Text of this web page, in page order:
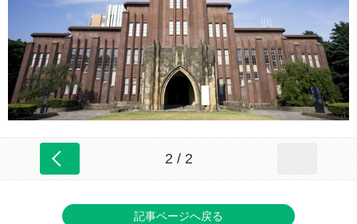
2 / 2
記事ページへ戻る